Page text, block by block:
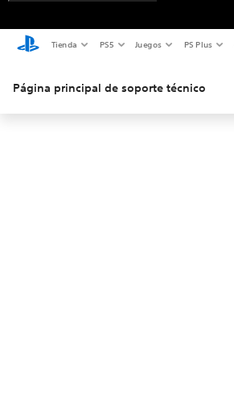
Tienda PS5 Juegos PS Plus
Página principal de soporte técnico